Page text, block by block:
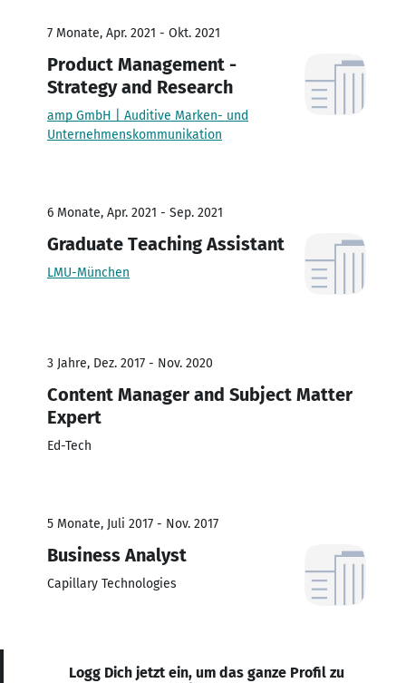
7 Monate, Apr. 2021 - Okt. 2021
Product Management -
Strategy and Research
amp GmbH | Auditive Marken- und
Unternehmenskommunikation
6 Monate, Apr. 2021 - Sep. 2021
Graduate Teaching Assistant
LMU-München
3 Jahre, Dez. 2017 - Nov. 2020
Content Manager and Subject Matter
Expert
Ed-Tech
5 Monate, Juli 2017 - Nov. 2017
Business Analyst
Capillary Technologies
Logg Dich jetzt ein, um das ganze Profil zu